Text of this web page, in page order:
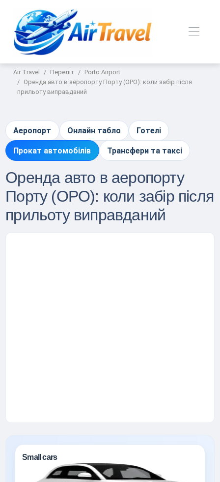
Air Travel Переліт
Porto Airport
Оренда авто в аеропорту Порту (OPO): коли забір після
прильоту виправданий
Аеропорт Онлайн табло Готелі
Прокат автомобілів Трансфери та таксі
Оренда авто в аеропорту
Порту (OPO): коли забір після
прильоту виправданий
Small cars